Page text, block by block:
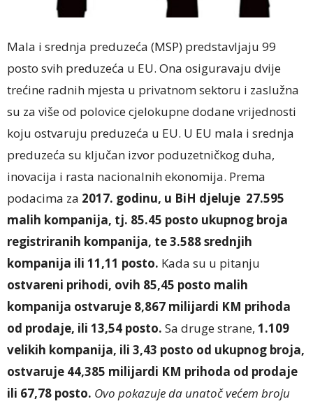
Mala i srednja preduzeća (MSP) predstavljaju 99
posto svih preduzeća u EU. Ona osiguravaju dvije
trećine radnih mjesta u privatnom sektoru i zaslužna
su za više od polovice cjelokupne dodane vrijednosti
koju ostvaruju preduzeća u EU. U EU mala i srednja
preduzeća su ključan izvor poduzetničkog duha,
inovacija i rasta nacionalnih ekonomija. Prema
podacima za 2017. godinu, u BiH djeluje 27.595
malih kompanija, tj. 85.45 posto ukupnog broja
registriranih kompanija, te 3.588 srednjih
kompanija ili 11,11 posto. Kada su u pitanju
ostvareni prihodi, ovih 85,45 posto malih
kompanija ostvaruje 8,867 milijardi KM prihoda
od prodaje, ili 13,54 posto. Sa druge strane, 1.109
velikih kompanija, ili 3,43 posto od ukupnog broja,
ostvaruje 44,385 milijardi KM prihoda od prodaje
ili 67,78 posto. Ovo pokazuje da unatoč većem broju